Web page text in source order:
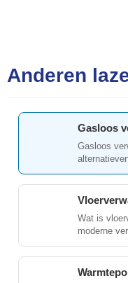
Anderen
Gasloos
Gasloos
Wat is
moderne